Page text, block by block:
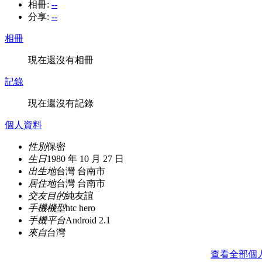
相冊: --
分享: --
相冊
現在還沒有相冊
記錄
現在還沒有記錄
個人資料
性別保密
生日1980 年 10 月 27 日
出生地台灣 台南市
居住地台灣 台南市
交友目的純友誼
手機機型htc hero
手機平台Android 2.1
來自台灣
查看全部個